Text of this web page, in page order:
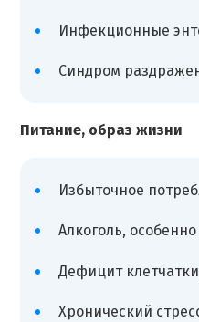
Инфекционные
Синдром
Питание, образ жизни
Избыточное
Алкоголь,
Дефицит
Хронический